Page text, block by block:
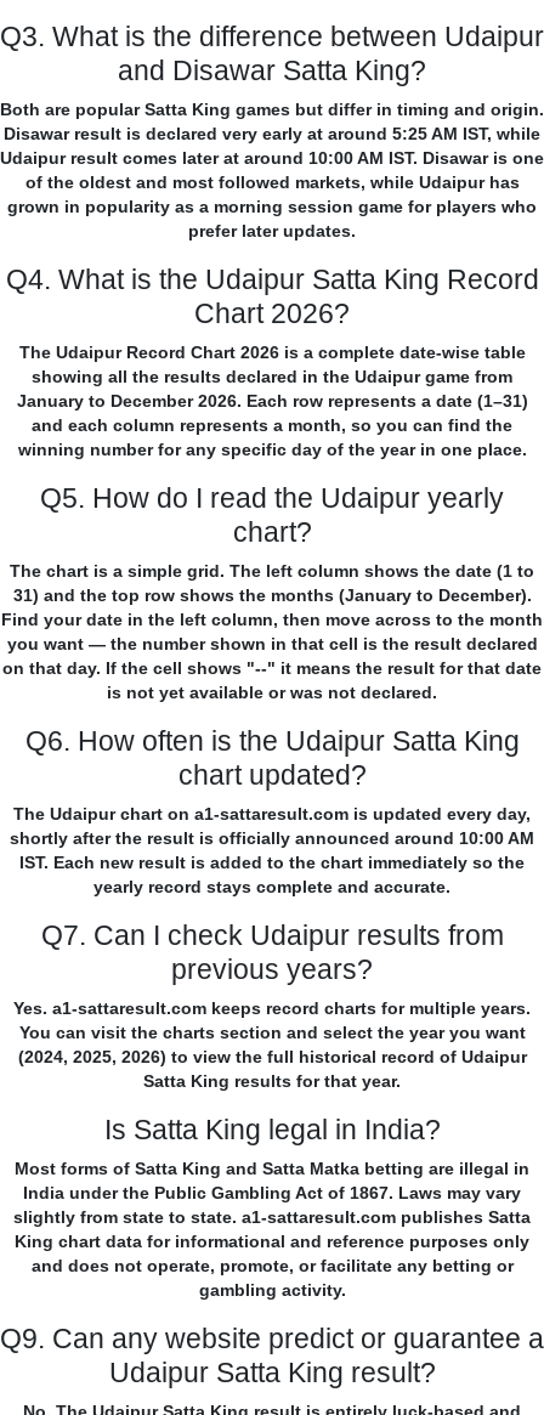
Q3. What is the difference between Udaipur
and Disawar Satta King?
Both are popular Satta King games but differ in timing and origin.
Disawar result is declared very early at around 5:25 AM IST, while
Udaipur result comes later at around 10:00 AM IST. Disawar is one
of the oldest and most followed markets, while Udaipur has
grown in popularity as a morning session game for players who
prefer later updates.
Q4. What is the Udaipur Satta King Record
Chart 2026?
The Udaipur Record Chart 2026 is a complete date-wise table
showing all the results declared in the Udaipur game from
January to December 2026. Each row represents a date (1–31)
and each column represents a month, so you can find the
winning number for any specific day of the year in one place.
Q5. How do I read the Udaipur yearly
chart?
The chart is a simple grid. The left column shows the date (1 to
31) and the top row shows the months (January to December).
Find your date in the left column, then move across to the month
you want — the number shown in that cell is the result declared
on that day. If the cell shows "--" it means the result for that date
is not yet available or was not declared.
Q6. How often is the Udaipur Satta King
chart updated?
The Udaipur chart on a1-sattaresult.com is updated every day,
shortly after the result is officially announced around 10:00 AM
IST. Each new result is added to the chart immediately so the
yearly record stays complete and accurate.
Q7. Can I check Udaipur results from
previous years?
Yes. a1-sattaresult.com keeps record charts for multiple years.
You can visit the charts section and select the year you want
(2024, 2025, 2026) to view the full historical record of Udaipur
Satta King results for that year.
Is Satta King legal in India?
Most forms of Satta King and Satta Matka betting are illegal in
India under the Public Gambling Act of 1867. Laws may vary
slightly from state to state. a1-sattaresult.com publishes Satta
King chart data for informational and reference purposes only
and does not operate, promote, or facilitate any betting or
gambling activity.
Q9. Can any website predict or guarantee a
Udaipur Satta King result?